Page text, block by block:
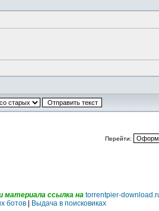
Перейти:
материала ссылка на torrentpier-
ботов| Выдача в поисковиках